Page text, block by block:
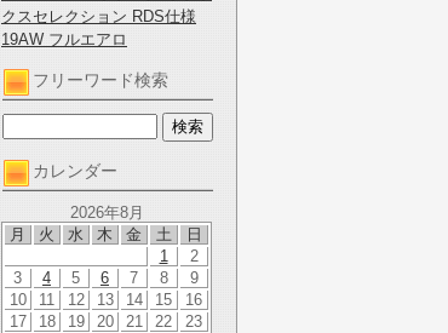
クスセレクション RDS仕様
19AW フルエアロ
フリーワード検索
カレンダー
2026年8月
月
火 水 木 金 土 日
1
2
3
4 5 6 7 8
9
10
11 12 13 14 15
16
17
18 19 20 21 22
23